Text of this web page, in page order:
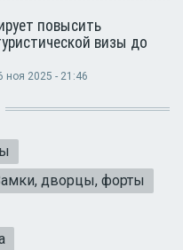
повысить
визы до
ноя 2025 - 21:46
дворцы, форты